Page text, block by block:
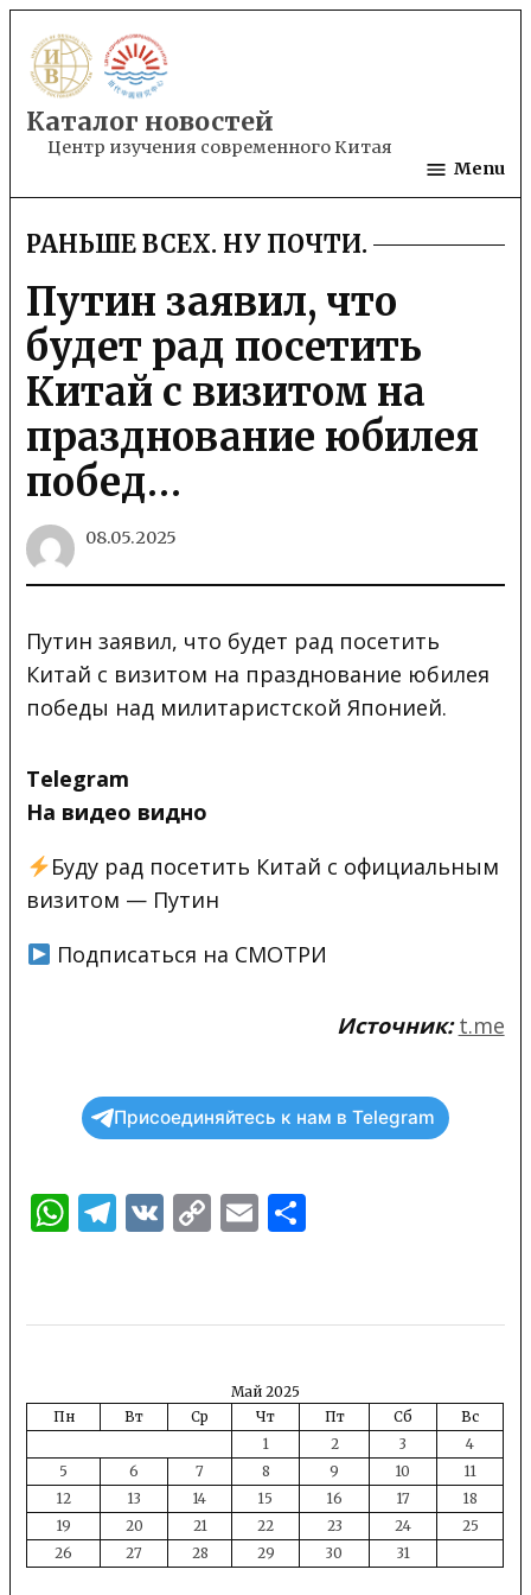
to
content
Каталог новостей
Центр изучения современного Китая
Menu
POSTED
IN
РАНЬШЕ ВСЕХ. НУ ПОЧТИ.
Путин заявил, что
будет рад посетить
Китай с визитом на
празднование юбилея
побед…
08.05.2025
Путин заявил, что будет рад посетить
Китай с визитом на празднование юбилея
победы над милитаристскойЯпонией.
Telegram
На видео видно
Буду рад посетить Китай с официальным
визитом — Путин
Подписаться на СМОТРИ
Источник: t.me
Присоединяйтесь к нам в Telegram
WhatsApp
Telegram
VKCopyEmail
Май 2025
Пн
Вт Ср Чт Пт Сб
Вс
1
2 3
4
5
6 7 8 9 10
11
12
13 14 15 16 17
18
19
20 21 22 23 24
25
26
27 28 29 30 31